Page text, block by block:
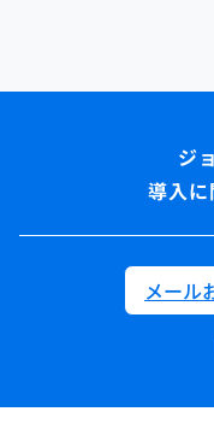
導入
メール